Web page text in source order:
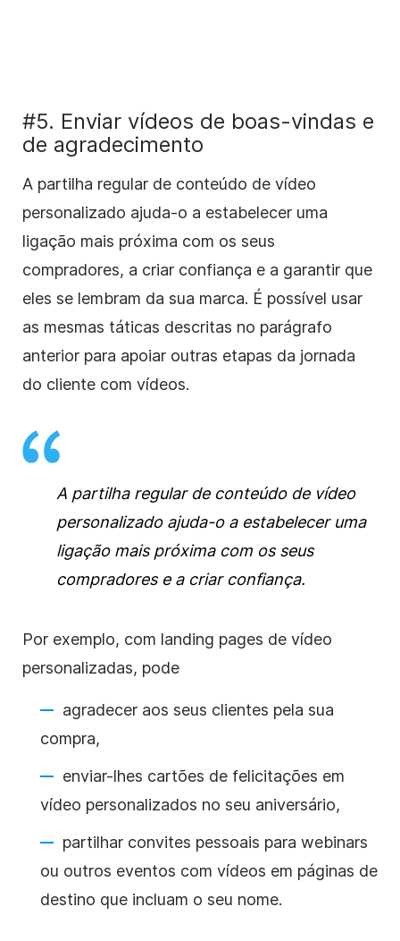
#5. Enviar vídeos de boas-vindas e
de agradecimento
A partilha regular de conteúdo de vídeo
personalizado ajuda-o a estabelecer uma
ligação mais próxima com os seus
compradores, a criar confiança e a garantir que
eles se lembram da sua marca. É possível usar
as mesmas táticas descritas no parágrafo
anterior para apoiar outras etapas da jornada
do cliente com vídeos.
A partilha regular de conteúdo de vídeo
personalizado ajuda-o a estabelecer uma
ligação mais próxima com os seus
compradores e a criar confiança.
Por exemplo, com landing pages de vídeo
personalizadas, pode
agradecer aos seus clientes pela sua
compra,
enviar-lhes cartões de felicitações em
vídeo personalizados no seu aniversário,
partilhar convites pessoais para webinars
ou outros eventos com vídeos em páginas de
destino que incluam o seu nome.